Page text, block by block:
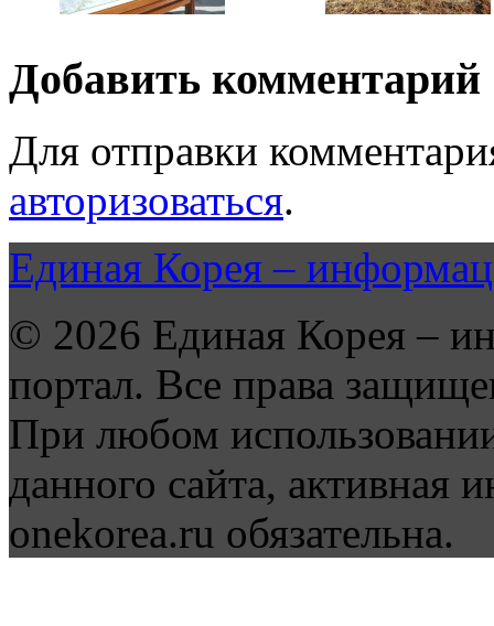
Добавить комментарий
Для отправки
авторизоваться.
Единая Корея –
© 2026 Единая Корея –
портал. Все права
При любом
данного сайта, активная
onekorea.ru обязательна.